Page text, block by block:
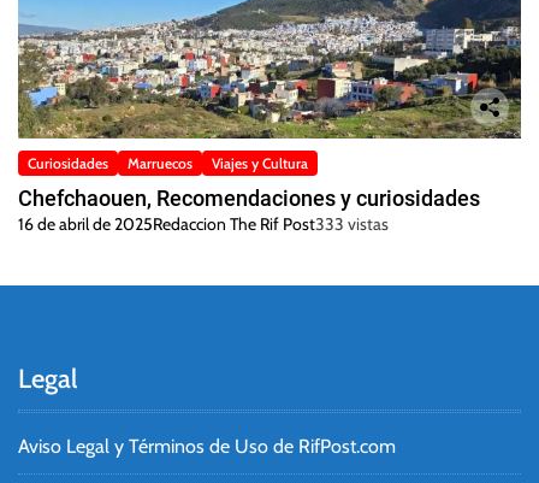
Curiosidades Marruecos Viajes y Cultura
Chefchaouen, Recomendaciones y curiosidades
16 de abril de 2025Redaccion The Rif Post333 vistas
Legal
Aviso Legal y Términos de Uso de RifPost.com